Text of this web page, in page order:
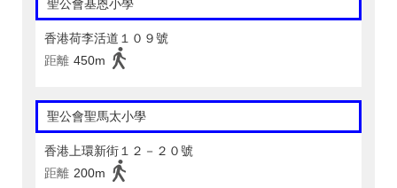
聖公會基恩小學
香港荷李活道１０９號
距離 450m
聖公會聖馬太小學
香港上環新街１２－２０號
距離 200m